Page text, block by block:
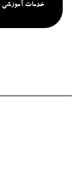
خدمات آموزشی